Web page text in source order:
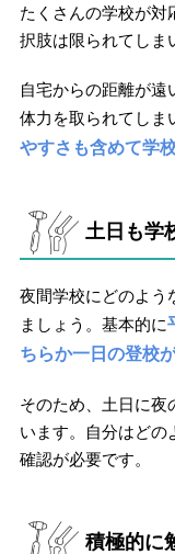
たくさんの学校が対
択肢は限られてしま
自宅からの距離が
体力を取られてしま
やすさも含めて学
土日も学
夜間学校にどのよう
ましょう。基本的に
ちらか一日の登校
そのため、土日に夜
います。自分はどの
確認が必要です。
積極的に